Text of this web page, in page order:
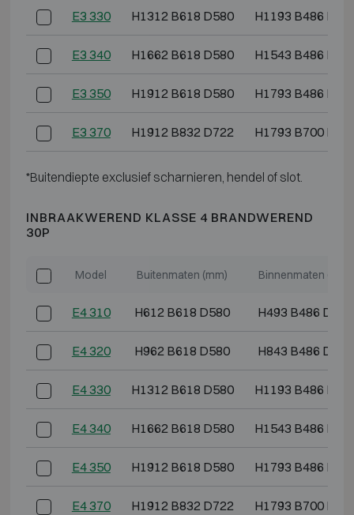
E3 330 H1312 B618 D580 H1193 B486
E3 340 H1662 B618 D580 H1543 B486
E3 350 H1912 B618 D580 H1793 B486
E3 370 H1912 B832 D722 H1793 B700
*Buitendiepte exclusief scharnieren, hendel of slot.
INBRAAKWEREND KLASSE 4 BRANDWEREND
30P
Model Buitenmaten (mm) Binnenmaten (mm)
E4 310 H612 B618 D580 H493 B486 D364
E4 320 H962 B618 D580 H843 B486 D364
E4 330 H1312 B618 D580 H1193 B486
E4 340 H1662 B618 D580 H1543 B486
E4 350 H1912 B618 D580 H1793 B486
E4 370 H1912 B832 D722 H1793 B700